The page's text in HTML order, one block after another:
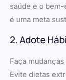
saúde e o
é uma meta
2. Adote
Faça
Evite dietas